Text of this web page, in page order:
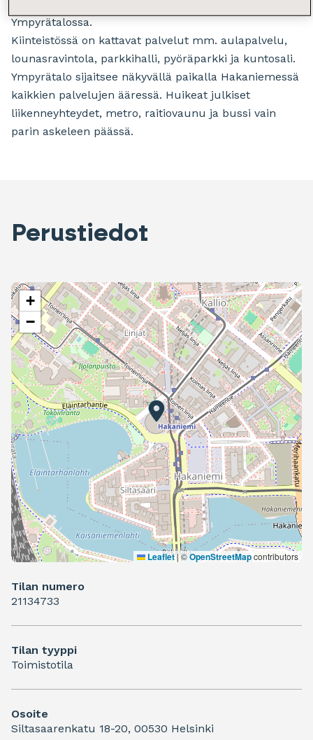
Ympyrätalossa.
Kiinteistössä on kattavat palvelut mm. aulapalvelu,
lounasravintola, parkkihalli, pyöräparkki ja kuntosali.
Ympyrätalo sijaitsee näkyvällä paikalla Hakaniemessä
kaikkien palvelujen ääressä. Huikeat julkiset
liikenneyhteydet, metro, raitiovaunu ja bussi vain
parin askeleen päässä.
Perustiedot
+
−
Leaflet|©OpenStreetMapcontributors
Tilan numero
21134733
Tilan tyyppi
Toimistotila
Osoite
Siltasaarenkatu 18-20, 00530 Helsinki